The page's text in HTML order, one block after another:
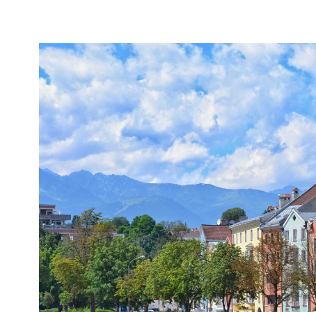
ORGANIZZARE
UN
VIAGGIO
NELLA
CAPITALE
DEL
TIROLO